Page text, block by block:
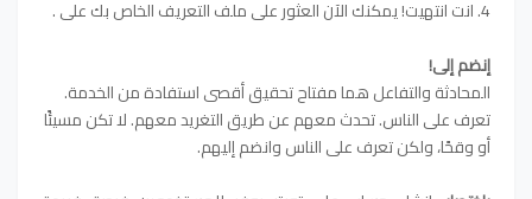
4. انت انتهيت! يمكنك الآن العثور على ملف التعريف الخاص بك على .
إنضم إلى!
المحادثة والتفاعل هما مفتاح تحقيق أقصى استفادة من الخدمة.
تعرف على الناس. تحدث معهم عن طريق التغريد معهم. لا تكن مسيئًا
أو وقحًا، ولكن تعرف على الناس وانضم إليهم.